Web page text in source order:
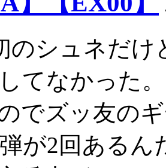
のシュネだ
てなかった。
でズッ友の
が2回ある